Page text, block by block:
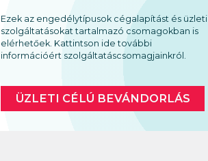
Ezek az engedélytípusok cégalapítást és üzleti
szolgáltatásokat tartalmazó csomagokban is
elérhetőek. Kattintson ide további
információért szolgáltatáscsomagjainkról.
ÜZLETI CÉLÚ BEVÁNDORLÁS